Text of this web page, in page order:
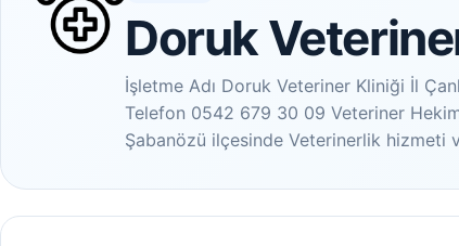
Doruk
İşletme Adı Doruk Veteriner Kliniği İl
Telefon 0542 679 30 09 Veteriner
Şabanözü ilçesinde Veterinerlik hizmeti